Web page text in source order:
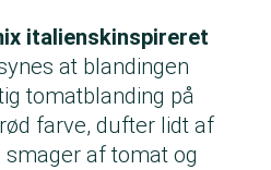
italienskinspireret
at blandingen
tomatblanding på
farve, dufter lidt af
af tomat og